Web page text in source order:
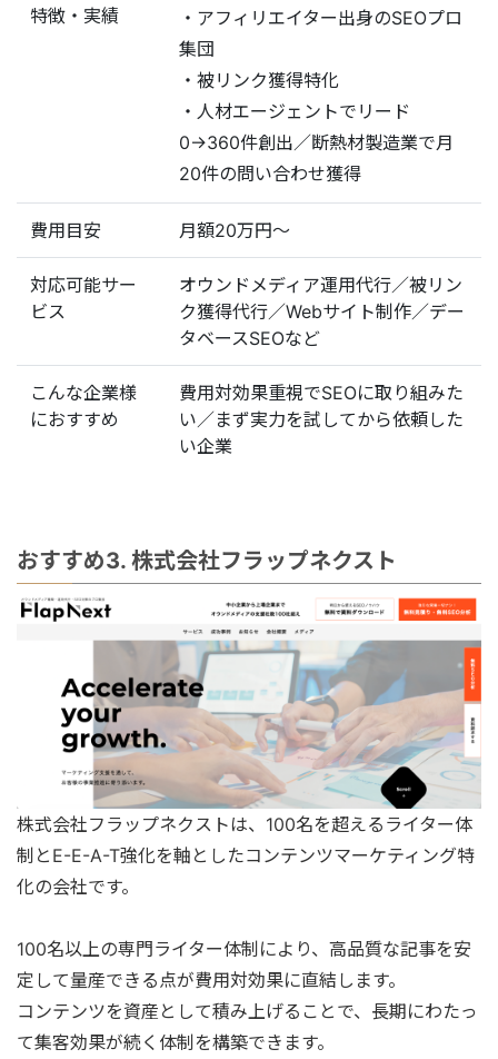
特徴・実績
・アフィリエイター出身のSEOプロ
集団
・被リンク獲得特化
・人材エージェントでリード
0→360件創出／断熱材製造業で月
20件の問い合わせ獲得
費用目安 月額20万円〜
対応可能サー
ビス
オウンドメディア運用代行／被リン
ク獲得代行／Webサイト制作／デー
タベースSEOなど
こんな企業様
におすすめ
費用対効果重視でSEOに取り組みた
い／まず実力を試してから依頼した
い企業
おすすめ3. 株式会社フラップネクスト
株式会社フラップネクストは、100名を超えるライター体
制とE-E-A-T強化を軸としたコンテンツマーケティング特
化の会社です。
100名以上の専門ライター体制により、高品質な記事を安
定して量産できる点が費用対効果に直結します。
コンテンツを資産として積み上げることで、長期にわたっ
て集客効果が続く体制を構築できます。